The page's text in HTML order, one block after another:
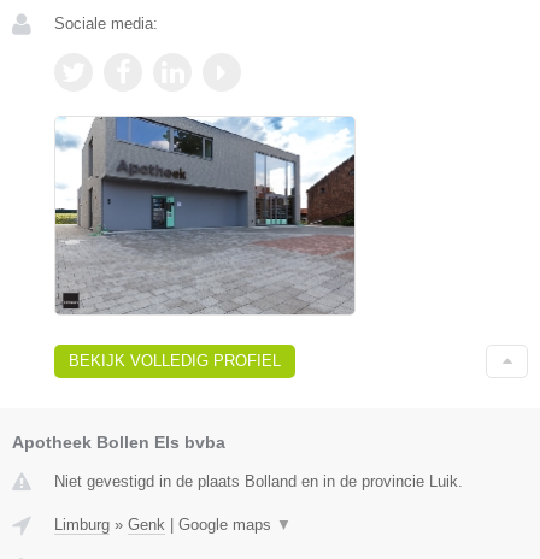
Sociale media:
BEKIJK VOLLEDIG PROFIEL
Apotheek Bollen Els bvba
Niet gevestigd in de plaats Bolland en in de provincie Luik.
Limburg » Genk Google maps ▼